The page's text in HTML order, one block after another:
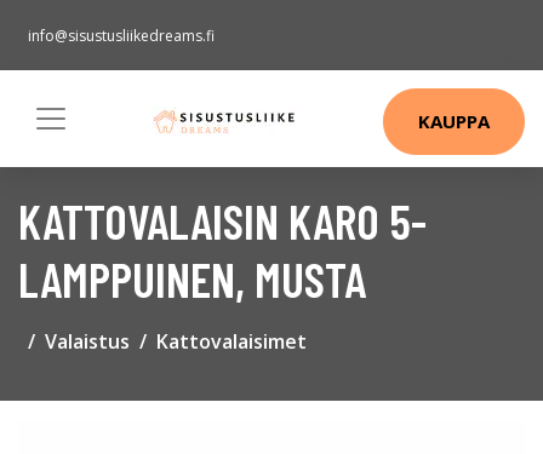
info@sisustusliikedreams.fi
KAUPPA
KATTOVALAISIN KARO 5-
LAMPPUINEN, MUSTA
Valaistus Kattovalaisimet